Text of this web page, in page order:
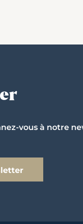
vous à notre